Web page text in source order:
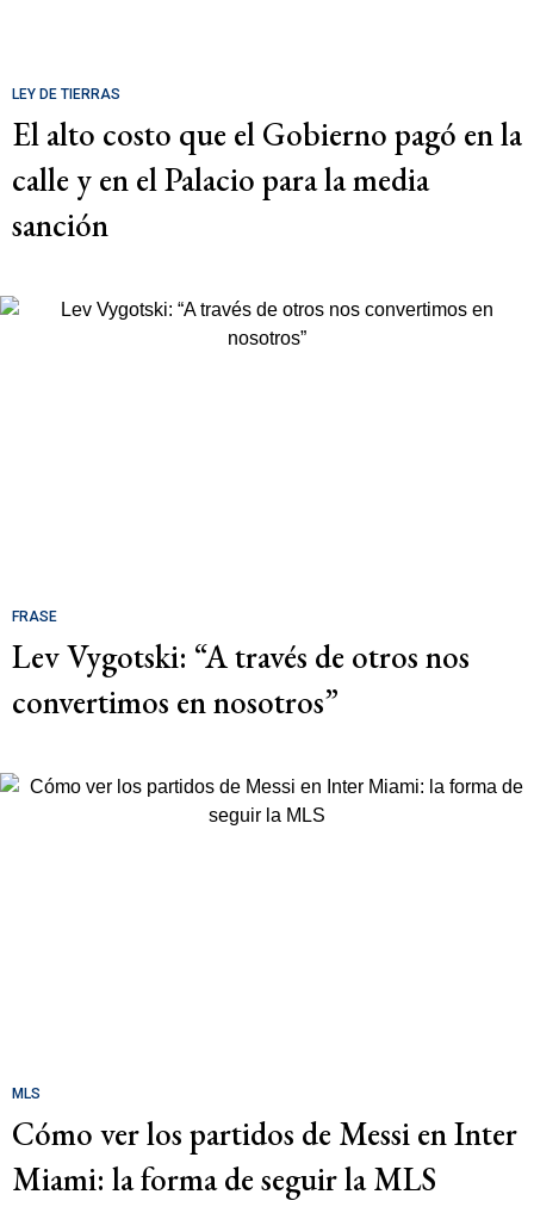
LEY DE TIERRAS
El alto costo que el Gobierno pagó en la
calle y en el Palacio para la media
sanción
FRASE
Lev Vygotski: “A través de otros nos
convertimos en nosotros”
MLS
Cómo ver los partidos de Messi en Inter
Miami: la forma de seguir la MLS